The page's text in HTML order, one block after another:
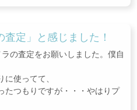
査定」と感じました！
ラの査定をお願いしました。僕自
に使ってて、
たつもりですが・・・やはりプ